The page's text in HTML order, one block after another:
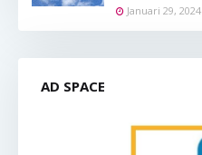
Januari 29, 2024
AD SPACE